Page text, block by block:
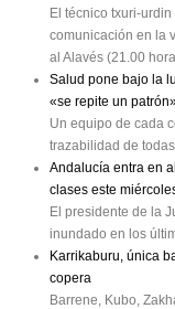
El técnico txuri-
comunicación en la
al Alavés (21.00
Salud pone bajo la
«se repite un
Un equipo de cada
trazabilidad de
Andalucía entra en
clases este
El presidente de la
inundado en los
Karrikaburu, única
copera
Barrene, Kubo,